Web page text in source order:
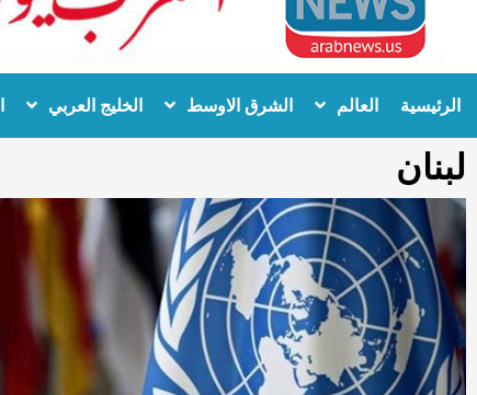
content
الرئيسية العالم الشرق الاوسط الخليج العربي
لبنان